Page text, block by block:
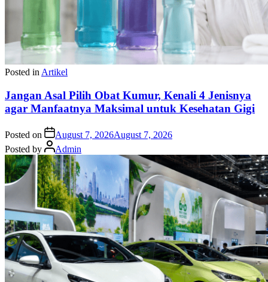
Posted in Artikel
Jangan Asal Pilih Obat Kumur, Kenali 4 Jenisnya
agar Manfaatnya Maksimal untuk Kesehatan Gigi
Posted on August 7, 2026August 7, 2026
Posted by
Admin